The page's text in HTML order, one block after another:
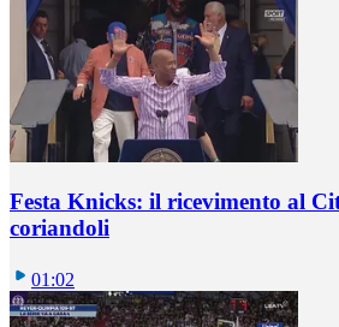
Festa Knicks: il ricevimento al
coriandoli
01:02